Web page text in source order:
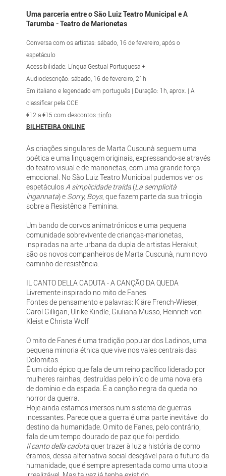
Uma parceria entre o São Luiz Teatro Municipal e A
Tarumba - Teatro de Marionetas
Conversa com os artistas: sábado, 16 de fevereiro, após o
espetáculo
Acessibilidade: Língua Gestual Portuguesa +
Audiodescrição: sábado, 16 de fevereiro, 21h
Em italiano e legendado em português | Duração: 1h, aprox. | A
classificar pela CCE
€12 a €15 com descontos+info
BILHETEIRA ONLINE
As criações singulares de Marta Cuscunà seguem uma
poética e uma linguagem originais, expressando-se através
do teatro visual e de marionetas, com uma grande força
emocional. No São Luiz Teatro Municipal pudemos ver os
espetáculosA simplicidade traída(La semplicità
ingannata) e Sorry, Boys, que fazem parte da sua trilogia
sobre a Resistência Feminina.
Um bando de corvos animatrónicos e uma pequena
comunidade sobrevivente de crianças-marionetas,
inspiradas na arte urbana da dupla de artistas Herakut,
são os novos companheiros de Marta Cuscunà, num novo
caminho de resistência.
IL CANTO DELLA CADUTA - A CANÇÃO DA QUEDA
Livremente inspirado no mito de Fanes
Fontes de pensamento e palavras: Kläre French-Wieser;
Carol Gilligan; Ulrike Kindle; Giuliana Musso; Heinrich von
Kleist e Christa Wolf
O mito de Fanes é uma tradição popular dos Ladinos, uma
pequena minoria étnica que vive nos vales centrais das
Dolomitas.
É um ciclo épico que fala de um reino pacífico liderado por
mulheres rainhas, destruídas pelo início de uma nova era
de domínio e da espada. É a canção negra da queda no
horror da guerra.
Hoje ainda estamos imersos num sistema de guerras
incessantes. Parece que a guerra é uma parte inevitável do
destino da humanidade. O mito de Fanes, pelo contrário,
fala de um tempo dourado de paz que foi perdido.
Il canto della cadutaquer trazer à luz a história de como
éramos, dessa alternativa social desejável para o futuro da
humanidade, que é sempre apresentada como uma utopia